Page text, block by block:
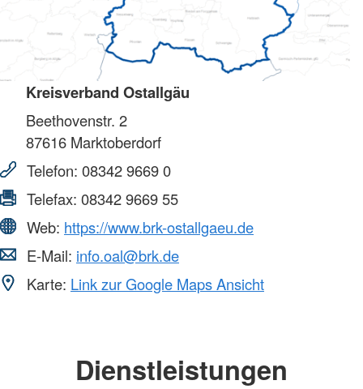
Kreisverband Ostallgäu
Beethovenstr. 2
87616 Marktoberdorf
Telefon: 08342 9669 0
Telefax: 08342 9669 55
Web: https://www.brk-ostallgaeu.de
E-Mail: info.oal@brk.de
Karte: Link zur Google Maps Ansicht
Dienstleistungen